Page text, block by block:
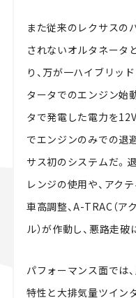
また従来のレクサスの
されないオルタネータ
り、万が一ハイブリッ
タータでのエンジン始
タで発電した電力を
でエンジンのみでの退
サス初のシステムだ。
レンジの使用や、アク
車高調整、A-TRAC（
ル）が作動し、悪路走破
パフォーマンス面では
特性と大排気量ツイン